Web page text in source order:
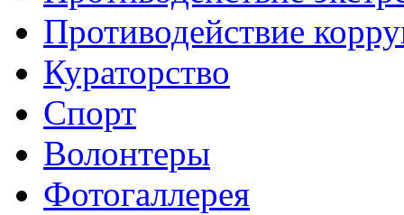
Противодействие
Кураторство
Спорт
Волонтеры
Фотогаллерея